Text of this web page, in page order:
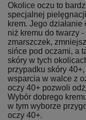
Okolice oczu to
specjalnej
krem. Jego
niż kremu do twarzy
zmarszczek,
sińce pod oczami, a
skóry w tych
przypadku skóry
wsparcia w walce z
oczy 40+ pozwoli
Wybór dobrego
w tym wyborze
oczy 40+.